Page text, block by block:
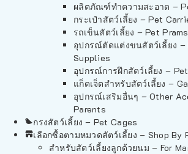
ผลิตภัณฑ์ทำความสะอาด –
กระเป๋าสัตว์เลี้ยง – Pet
รถเข็นสัตว์เลี้ยง – Pet Prams
อุปกรณ์ตัดแต่งขนสัตว์เลี้ยง –
Supplies
อุปกรณ์การฝึกสัตว์เลี้ยง –
แก็ดเจ็ตสำหรับสัตว์เลี้ยง –
อุปกรณ์เสริมอื่นๆ – Other
Parents
กรงสัตว์เลี้ยง – Pet Cages
เลือกซื้อตามหมวดสัตว์เลี้ยง – Shop By
สำหรับสัตว์เลี้ยงลูกด้วยนม – For